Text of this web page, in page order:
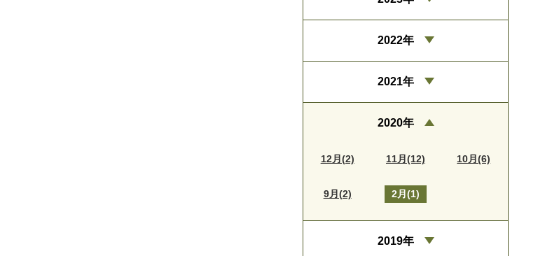
2022年
2021年
2020年
12月(2) 11月(12) 10月(6)
9月(2) 2月(1)
2019年